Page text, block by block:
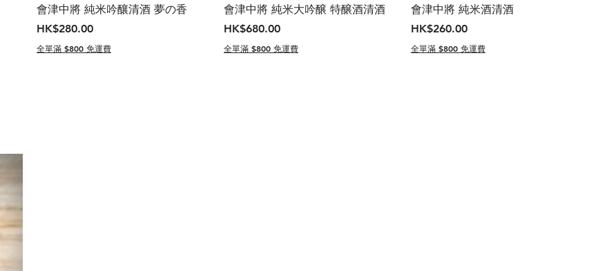
會津中將 純米吟釀清酒 夢の香
價格
HK$280.00
全單滿 $800 免運費
會津中將 純米大吟醸 特醸酒清酒
價格
HK$680.00
全單滿 $800 免運費
會津中將 純米酒清酒
價格
HK$260.00
全單滿 $800 免運費